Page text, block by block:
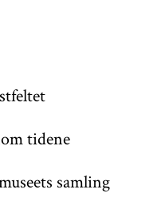
tidene
samling